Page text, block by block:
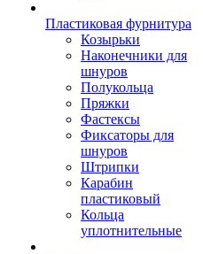
Пластиковая фурнитура
Козырьки
Наконечники для
шнуров
Полукольца
Пряжки
Фастексы
Фиксаторы для
шнуров
Штрипки
Карабин
пластиковый
Кольца
уплотнительные